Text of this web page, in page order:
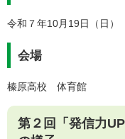
令和７年10月19日（日
会場
榛原高校 体育館
第２回「発信力